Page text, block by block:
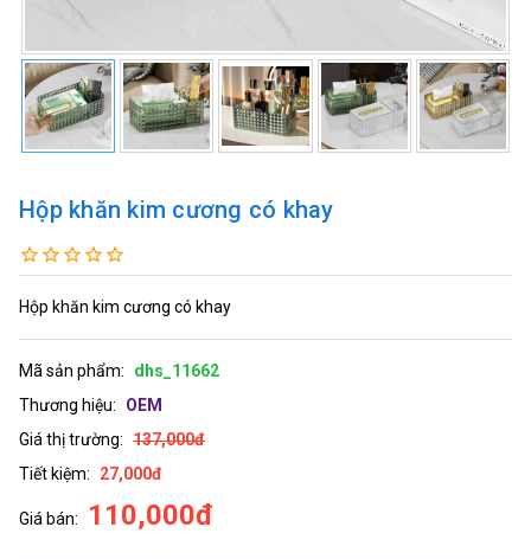
Hộp khăn kim cương có khay
Hộp khăn kim cương có khay
Mã sản phẩm:
dhs_11662
Thương hiệu:
OEM
Giá thị trường: 137,000đ
Tiết kiệm:
27,000đ
Giá bán: 110,000đ